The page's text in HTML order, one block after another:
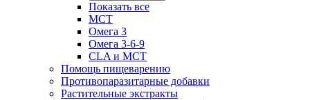
Показать все
MCT
Омега 3
Омега 3-6-9
CLA и MCT
Помощь пищеварению
Противопаразитарные добавки
Растительные экстракты